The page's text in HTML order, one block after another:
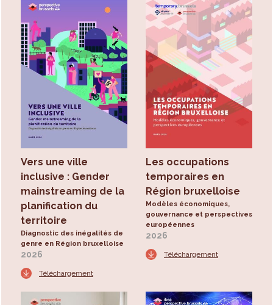
Vers une ville
inclusive : Gender
mainstreaming de la
planification du
territoire
Diagnostic des inégalités de
genre en Région bruxelloise
2026
Téléchargement
Les occupations
temporaires en
Région bruxelloise
Modèles économiques,
gouvernance et perspectives
européennes
2026
Téléchargement